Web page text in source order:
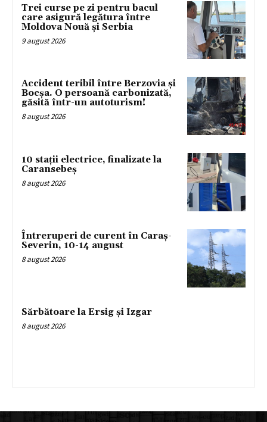
Trei curse pe zi pentru bacul
care asigură legătura între
Moldova Nouă și Serbia
9 august 2026
Accident teribil între Berzovia și
Bocșa. O persoană carbonizată,
găsită într-un autoturism!
8 august 2026
10 stații electrice, finalizate la
Caransebeș
8 august 2026
Întreruperi de curent în Caraș-
Severin, 10-14 august
8 august 2026
Sărbătoare la Ersig și Izgar
8 august 2026